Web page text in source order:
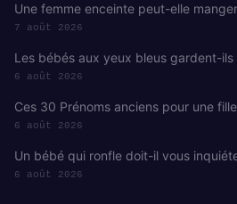
Une femme enceinte peut-elle
7 août 2026
Les bébés aux yeux bleus gardent-ils
6 août 2026
Ces 30 Prénoms anciens pour une
6 août 2026
Un bébé qui ronfle doit-il vous
6 août 2026